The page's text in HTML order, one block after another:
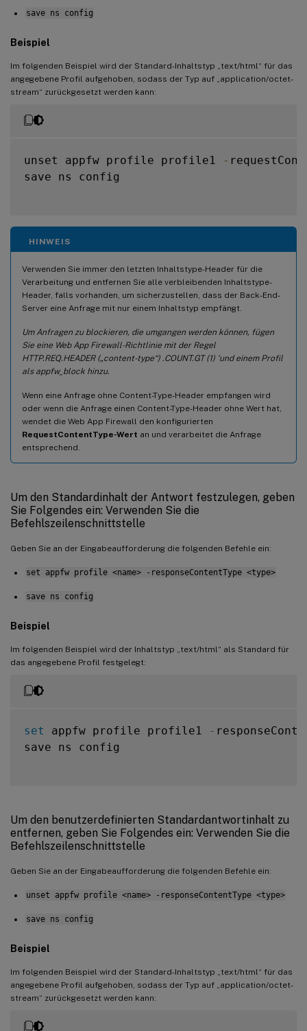
save ns config
Beispiel
Im folgenden Beispiel wird der Standard-Inhaltstyp „text/html“ für das
angegebene Profil aufgehoben, sodass der Typ auf „application/octet-
stream“ zurückgesetzt werden kann:
unset appfw profile profile1 -
save ns config
HINWEIS
Verwenden Sie immer den letzten Inhaltstype-Header für die
Verarbeitung und entfernen Sie alle verbleibenden Inhaltstype-
Header, falls vorhanden, um sicherzustellen, dass der Back-End-
Server eine Anfrage mit nur einem Inhaltstyp empfängt.
Um Anfragen zu blockieren, die umgangen werden können, fügen
Sie eine Web App Firewall-Richtlinie mit der Regel
HTTP.REQ.HEADER („content-type“) .COUNT.GT (1) ‘und einem Profil
als appfw_block hinzu.
Wenn eine Anfrage ohne Content-Type-Header empfangen wird
oder wenn die Anfrage einen Content-Type-Header ohne Wert hat,
wendet die Web App Firewall den konfigurierten
RequestContentType-Wert an und verarbeitet die Anfrage
entsprechend.
Um den Standardinhalt der Antwort festzulegen, geben
Sie Folgendes ein: Verwenden Sie die
Befehlszeilenschnittstelle
Geben Sie an der Eingabeaufforderung die folgenden Befehle ein:
set appfw profile <name> -responseContentType <type>
save ns config
Beispiel
Im folgenden Beispiel wird der Inhaltstyp „text/html“ als Standard für
das angegebene Profil festgelegt:
set appfw profile profile1 -
save ns config
Um den benutzerdefinierten Standardantwortinhalt zu
entfernen, geben Sie Folgendes ein: Verwenden Sie die
Befehlszeilenschnittstelle
Geben Sie an der Eingabeaufforderung die folgenden Befehle ein:
unset appfw profile <name> -responseContentType <type>
save ns config
Beispiel
Im folgenden Beispiel wird der Standard-Inhaltstyp „text/html“ für das
angegebene Profil aufgehoben, sodass der Typ auf „application/octet-
stream“ zurückgesetzt werden kann: